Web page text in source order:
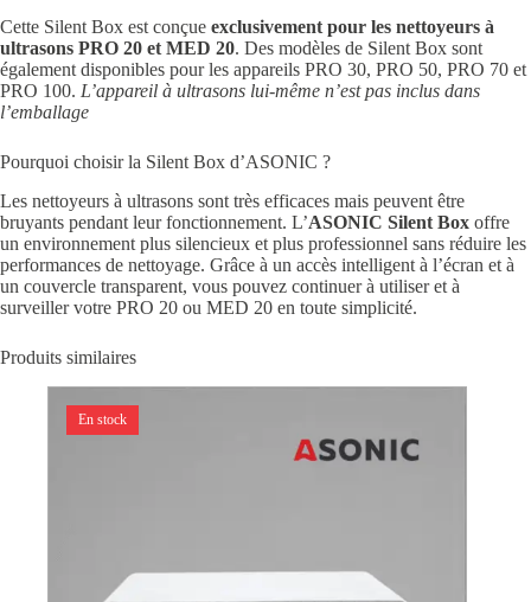
Cette Silent Box est conçue exclusivement pour les nettoyeurs à
ultrasons PRO 20 et MED 20. Des modèles de Silent Box sont
également disponibles pour les appareils PRO 30, PRO 50, PRO 70 et
PRO 100. L’appareil à ultrasons lui-même n’est pas inclus dans
l’emballage
Pourquoi choisir la Silent Box d’ASONIC ?
Les nettoyeurs à ultrasons sont très efficaces mais peuvent être
bruyants pendant leur fonctionnement. L’ASONIC Silent Box offre
un environnement plus silencieux et plus professionnel sans réduire les
performances de nettoyage. Grâce à un accès intelligent à l’écran et à
un couvercle transparent, vous pouvez continuer à utiliser et à
surveiller votre PRO 20 ou MED 20 en toute simplicité.
Produits similaires
En stock